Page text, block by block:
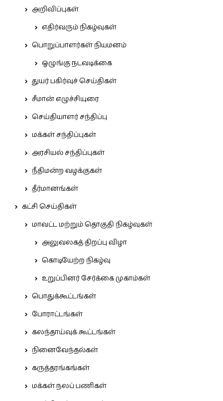
அறிவிப்புகள்
எதிர்வரும் நிகழ்வுகள்
பொறுப்பாளர்கள் நியமனம்
ஒழுங்கு நடவடிக்கை
துயர் பகிர்வுச் செய்திகள்
சீமான் எழுச்சியுரை
செய்தியாளர் சந்திப்பு
மக்கள் சந்திப்புகள்
அரசியல் சந்திப்புகள்
நீதிமன்ற வழக்குகள்
தீர்மானங்கள்
கட்சி செய்திகள்
மாவட்ட மற்றும் தொகுதி நிகழ்வுகள்
அலுவலகத் திறப்பு விழா
கொடியேற்ற நிகழ்வு
உறுப்பினர் சேர்க்கை முகாம்கள்
பொதுக்கூட்டங்கள்
போராட்டங்கள்
கலந்தாய்வுக் கூட்டங்கள்
நினைவேந்தல்கள்
கருத்தரங்கங்கள்
மக்கள் நலப் பணிகள்